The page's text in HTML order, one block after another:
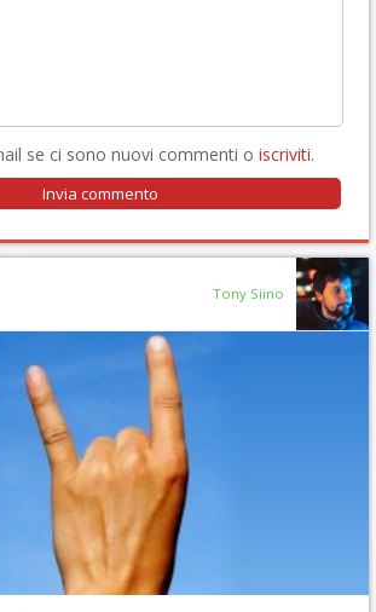
se ci sono nuovi commenti o iscriviti.
Tony Siino